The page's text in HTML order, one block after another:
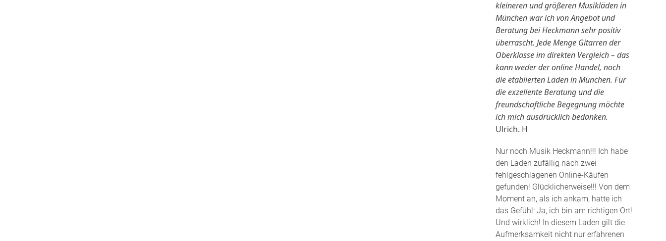
kleineren und größeren Musikläden in
München war ich von Angebot und
Beratung bei Heckmann sehr positiv
überrascht. Jede Menge Gitarren der
Oberklasse im direkten Vergleich – das
kann weder der online Handel, noch
die etablierten Läden in München. Für
die exzellente Beratung und die
freundschaftliche Begegnung möchte
ich mich ausdrücklich bedanken.
Ulrich. H
Nur noch Musik Heckmann!!! Ich habe
den Laden zufällig nach zwei
fehlgeschlagenen Online-Käufen
gefunden! Glücklicherweise!!! Von dem
Moment an, als ich ankam, hatte ich
das Gefühl: Ja, ich bin am richtigen Ort!
Und wirklich! In diesem Laden gilt die
Aufmerksamkeit nicht nur erfahrenen